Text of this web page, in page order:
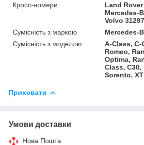
Кросс-номери
Land
Mercedes-
Volvo
Сумісність з маркою
Mercedes-
Сумісність з моделлю
A-Class, C-
Romeo,
Optima,
Class, C30,
Sorento,
Приховати
Умови доставки
Нова Пошта